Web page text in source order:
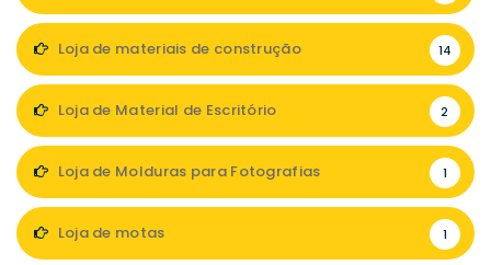
Loja de materiais de construção 14
Loja de Material de Escritório 2
Loja de Molduras para Fotografias 1
Loja de motas 1